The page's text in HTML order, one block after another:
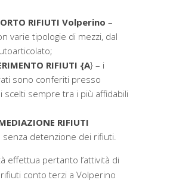
RIFIUTI Volperino –
varie tipologie di mezzi, dal
RIFIUTI {A} – i
sono conferiti presso
scelti sempre tra i più affidabili
RIFIUTI
senza detenzione dei rifiuti.
effettua pertanto l’attività di
conto terzi a Volperino